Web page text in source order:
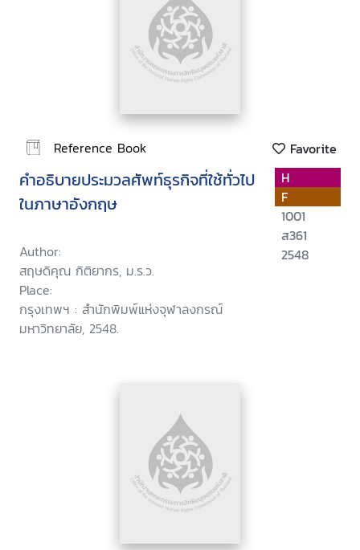
Reference Book Favorite
คำอธิบายประมวลศัพท์ธุรกิจที่ใช้ทั่วไป
ในภาษาอังกฤษ
Author:
สฤษดิคุณ กิติยากร, ม.ร.ว.
Place:
กรุงเทพฯ : สำนักพิมพ์แห่งจุฬาลงกรณ์
มหาวิทยาลัย, 2548.
H
F
1001
ส361
2548